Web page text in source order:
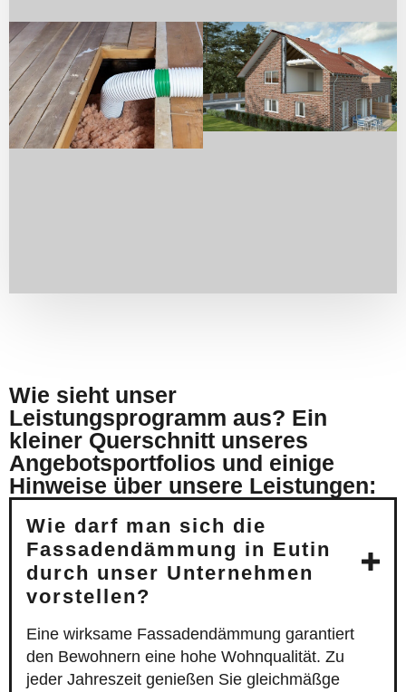
Wie sieht unser
Leistungsprogramm aus? Ein
kleiner Querschnitt unseres
Angebotsportfolios und einige
Hinweise über unsere Leistungen:
Wie darf man sich die
Fassadendämmung in Eutin
durch unser Unternehmen
vorstellen?
Eine wirksame Fassadendämmung garantiert
den Bewohnern eine hohe Wohnqualität. Zu
jeder Jahreszeit genießen Sie gleichmäßge